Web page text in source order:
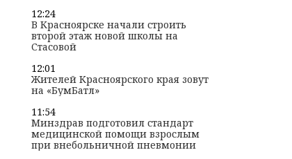
12:24
В Красноярске начали строить
второй этаж новой школы на
Стасовой
12:01
Жителей Красноярского края зовут
на «БумБатл»
11:54
Минздрав подготовил стандарт
медицинской помощи взрослым
при внебольничной пневмонии